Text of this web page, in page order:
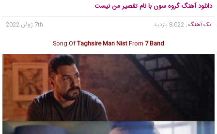
دانلود آهنگ گروه سون با نام تقصیر من نیست
تک آهنگ , 8,022 بازدید
7th ژوئن 2022
Song OfTaghsire Man NistFrom 7 Band